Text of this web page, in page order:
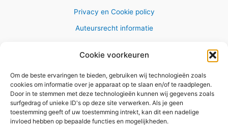
Cookie voorkeuren
Om de beste ervaringen te bieden, gebruiken wij technologieën zoals
cookies om informatie over je apparaat op te slaan en/of te raadplegen.
Door in te stemmen met deze technologieën kunnen wij gegevens zoals
surfgedrag of unieke ID's op deze site verwerken. Als je geen
toestemming geeft of uw toestemming intrekt, kan dit een nadelige
invloed hebben op bepaalde functies en mogelijkheden.
Privacy en Cookie policy
Auteursrecht informatie
Copyright © 2026 AlleWandelRoutes.nl